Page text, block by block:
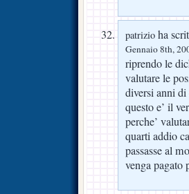
patrizio ha
Gennaio 8th,
riprendo le
valutare le
diversi anni
questo e’ il
perche’
quarti addio
passasse al
venga pagato